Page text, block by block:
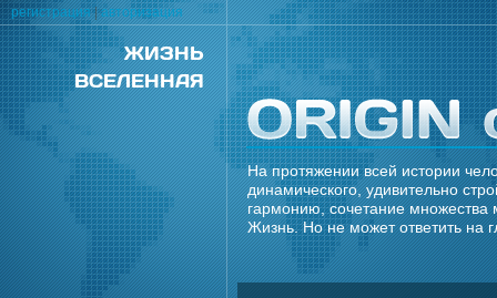
ЖИЗНЬ
ВСЕЛЕННАЯ
На протяжении всей истории
динамического, удивительно
гармонию, сочетание множества
Жизнь. Но не может ответить на
регистрация|авторизация